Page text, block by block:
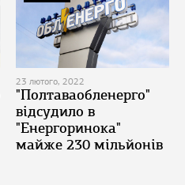
23 лютого, 2022
"Полтаваобленерго"
відсудило в
"Енергоринока"
майже 230 мільйонів